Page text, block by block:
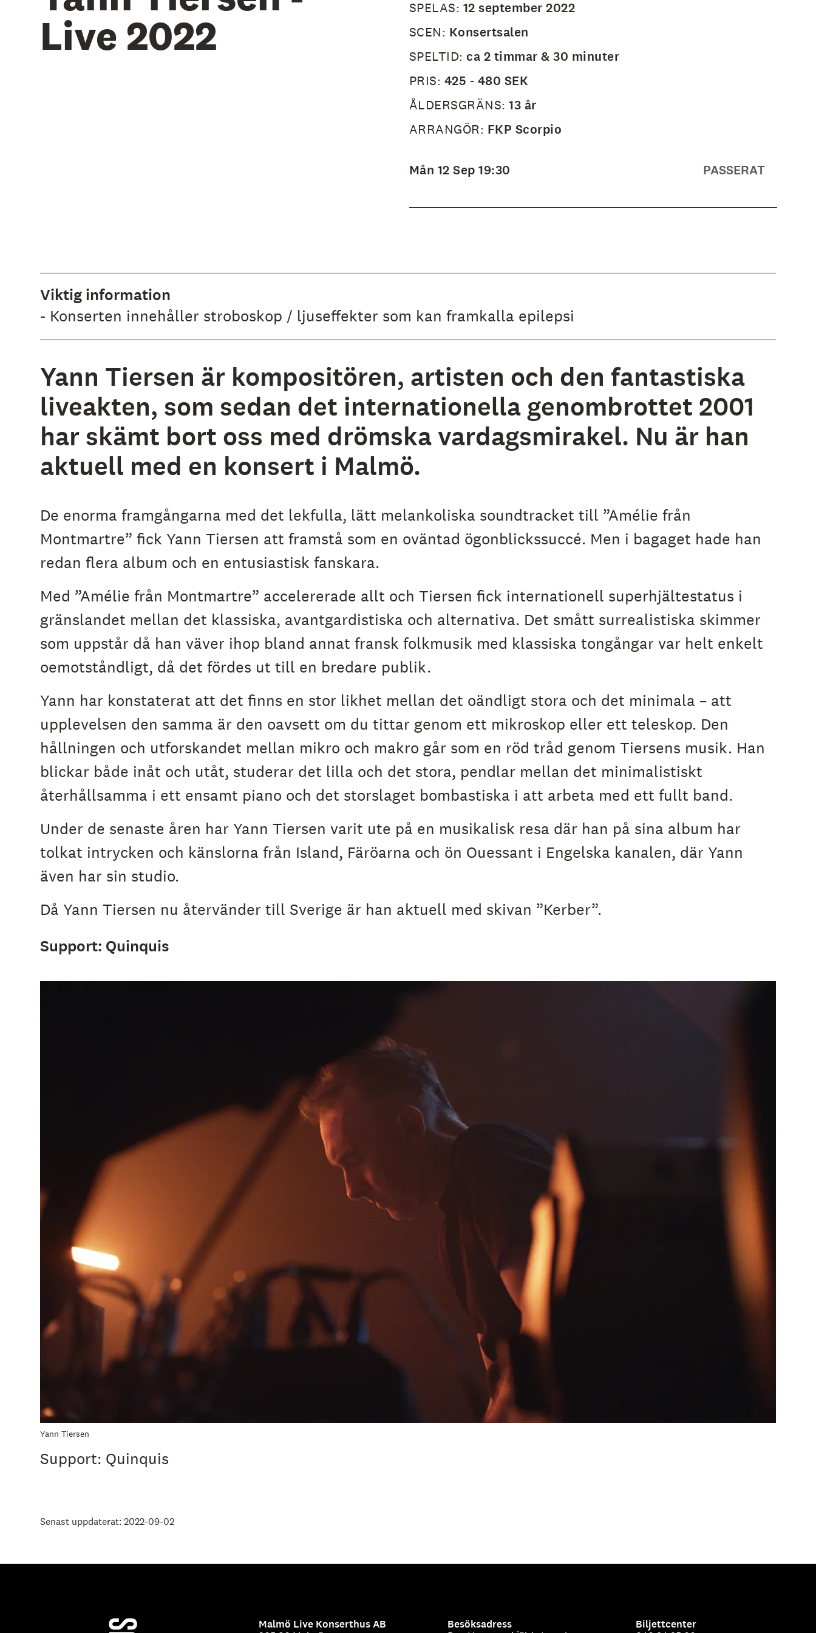
Live 2022
SPELAS: 12 september 2022
SCEN: Konsertsalen
SPELTID:ca 2 timmar & 30 minuter
PRIS: 425 - 480 SEK
ÅLDERSGRÄNS:13 år
ARRANGÖR: FKP Scorpio
Mån 12 Sep 19:30 PASSERAT
Viktig information
- Konserten innehåller stroboskop / ljuseffekter som kan framkalla epilepsi
Yann Tiersen är kompositören, artisten och den fantastiska
liveakten, som sedan det internationella genombrottet 2001
har skämt bort oss med drömska vardagsmirakel. Nu är han
aktuell med en konsert i Malmö.
De enorma framgångarna med det lekfulla, lätt melankoliska soundtracket till ”Amélie från
Montmartre” fick Yann Tiersen att framstå som en oväntad ögonblickssuccé. Men i bagaget hade han
redan flera album och en entusiastisk fanskara.
Med ”Amélie från Montmartre” accelererade allt och Tiersen fick internationell superhjältestatus i
gränslandet mellan det klassiska, avantgardistiska och alternativa. Det smått surrealistiska skimmer
som uppstår då han väver ihop bland annat fransk folkmusik med klassiska tongångar var helt enkelt
oemotståndligt, då det fördes ut till en bredare publik.
Yann har konstaterat att det finns en stor likhet mellan det oändligt stora och det minimala – att
upplevelsen den samma är den oavsett om du tittar genom ett mikroskop eller ett teleskop. Den
hållningen och utforskandet mellan mikro och makro går som en röd tråd genom Tiersens musik. Han
blickar både inåt och utåt, studerar det lilla och det stora, pendlar mellan det minimalistiskt
återhållsamma i ett ensamt piano och det storslaget bombastiska i att arbeta med ett fullt band.
Under de senaste åren har Yann Tiersen varit ute på en musikalisk resa där han på sina album har
tolkat intrycken och känslorna från Island, Färöarna och ön Ouessant i Engelska kanalen, där Yann
även har sin studio.
Då Yann Tiersen nu återvänder till Sverige är han aktuell med skivan ”Kerber”.
Support: Quinquis
Yann Tiersen
Support: Quinquis
Senast uppdaterat: 2022-09-02
Malmö Live Konserthus AB
Besöksadress
Biljettcenter